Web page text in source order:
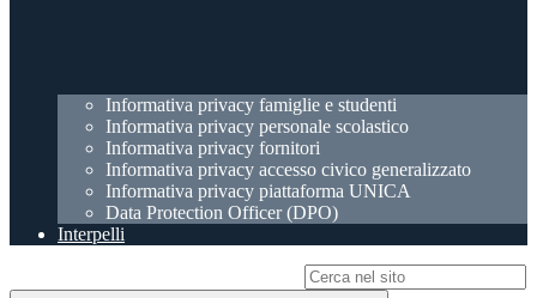
Informativa privacy famiglie e studenti
Informativa privacy personale scolastico
Informativa privacy fornitori
Informativa privacy accesso civico generalizzato
Informativa privacy piattaforma UNICA
Data Protection Officer (DPO)
Interpelli